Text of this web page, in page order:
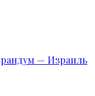
— Израиль